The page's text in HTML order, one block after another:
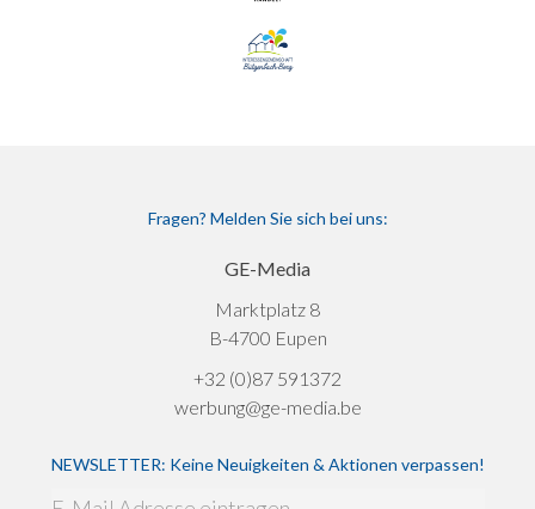
Fragen? Melden Sie sich bei uns:
GE-Media
Marktplatz 8
B-4700 Eupen
+32 (0)87 591372
werbung@ge-media.be
NEWSLETTER: Keine Neuigkeiten & Aktionen verpassen!